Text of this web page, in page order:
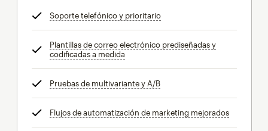
Soporte telefónico y prioritarioinfo
Plantillas de correo electrónico prediseñadas y
codificadas a medida
Pruebas de multivariante y A/Binfo
Flujos de automatización de marketing mejoradosinfo